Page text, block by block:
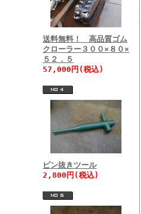
送料無料！ 高品質ゴム
クローラー３００×８０×
５２．５
57,000円(税込)
ピン抜きツール
2,800円(税込)